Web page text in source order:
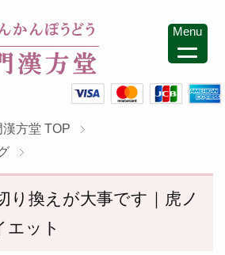
方堂 TOP
り換えが大事です｜虎ノ
エット
Menu